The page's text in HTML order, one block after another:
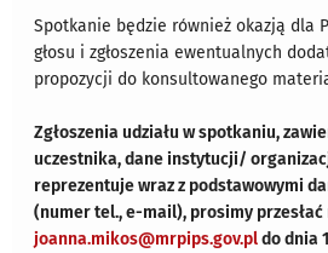
Spotkanie będzie również okazją dla
głosu i zgłoszenia ewentualnych
propozycji do konsultowanego
Zgłoszenia udziału w spotkaniu,
uczestnika, dane instytucji/
reprezentuje wraz z podstawowymi
(numer tel., e-mail), prosimy
joanna.mikos@mrpips.gov.pldo dnia